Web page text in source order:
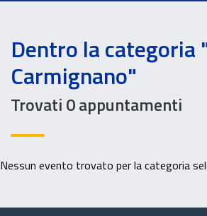
Dentro la categoria
Carmignano"
Trovati 0 appuntamenti
Nessun evento trovato per la categoria